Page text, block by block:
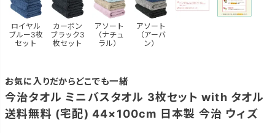
ロイヤル
ブルー3枚
セット
カーボン
ブラック3
枚セット
アソート
（ナチュ
ラル）
アソート
（アーバ
ン）
お気に入りだからどこでも一緒
今治タオル ミニバスタオル 3枚セット with タオル
送料無料 (宅配) 44×100cm 日本製 今治 ウィズ